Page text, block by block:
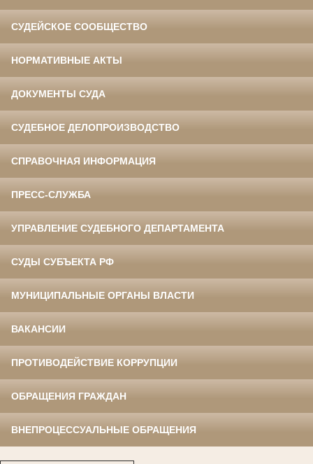
СУДЕЙСКОЕ СООБЩЕСТВО
НОРМАТИВНЫЕ АКТЫ
ДОКУМЕНТЫ СУДА
СУДЕБНОЕ ДЕЛОПРОИЗВОДСТВО
СПРАВОЧНАЯ ИНФОРМАЦИЯ
ПРЕСС-СЛУЖБА
УПРАВЛЕНИЕ СУДЕБНОГО ДЕПАРТАМЕНТА
СУДЫ СУБЪЕКТА РФ
МУНИЦИПАЛЬНЫЕ ОРГАНЫ ВЛАСТИ
ВАКАНСИИ
ПРОТИВОДЕЙСТВИЕ КОРРУПЦИИ
ОБРАЩЕНИЯ ГРАЖДАН
ВНЕПРОЦЕССУАЛЬНЫЕ ОБРАЩЕНИЯ